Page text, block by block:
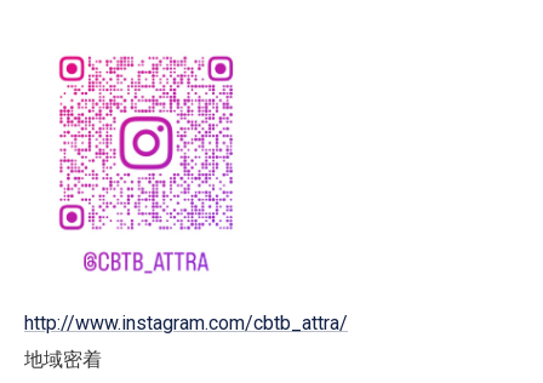
http://www.instagram.com/cbtb_attra/
地域密着